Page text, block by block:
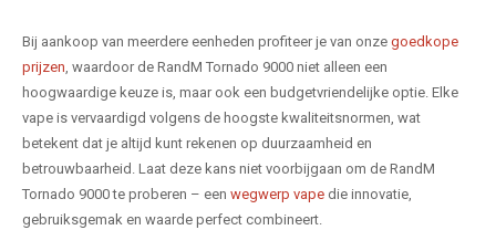
Bij aankoop van meerdere eenheden profiteer je van onze goedkope
prijzen , waardoor de RandM Tornado 9000 niet alleen een
hoogwaardige keuze is, maar ook een budgetvriendelijke optie. Elke
vape is vervaardigd volgens de hoogste kwaliteitsnormen, wat
betekent dat je altijd kunt rekenen op duurzaamheid en
betrouwbaarheid. Laat deze kans niet voorbijgaan om de RandM
Tornado 9000 te proberen – een wegwerp vape die innovatie,
gebruiksgemak en waarde perfect combineert.